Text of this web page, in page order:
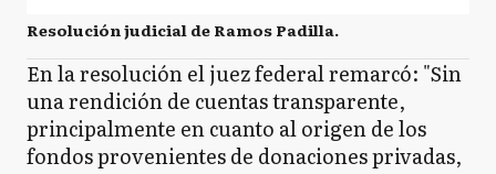
Resolución judicial de Ramos Padilla.
En la resolución el juez federal remarcó: "Sin
una rendición de cuentas transparente,
principalmente en cuanto al origen de los
fondos provenientes de donaciones privadas,